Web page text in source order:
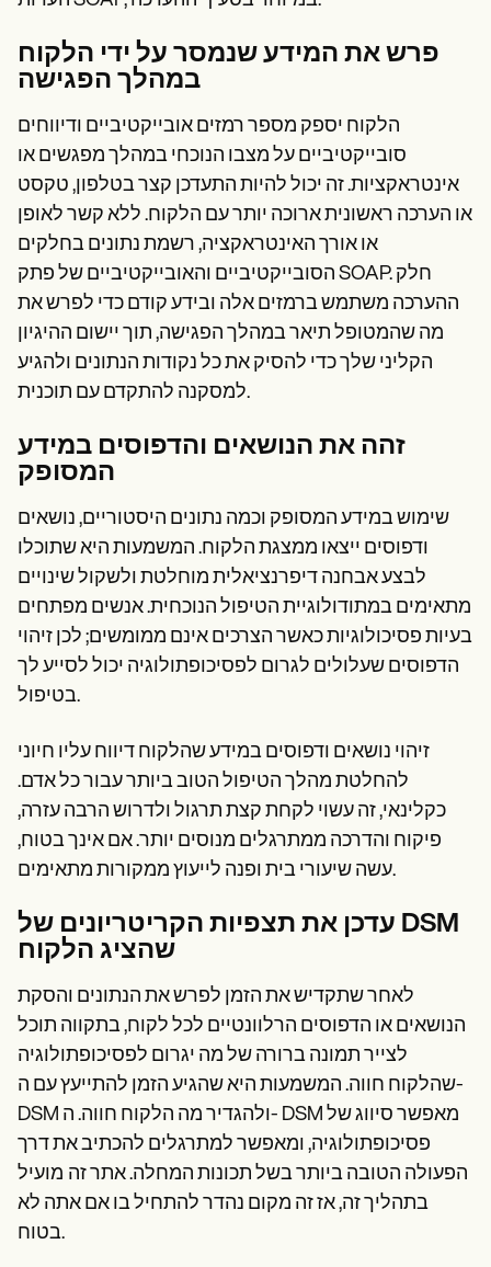
פרש את המידע שנמסר על ידי הלקוח
במהלך הפגישה
הלקוח יספק מספר רמזים אובייקטיביים ודיווחים
סובייקטיביים על מצבו הנוכחי במהלך מפגשים או
אינטראקציות. זה יכול להיות התעדכן קצר בטלפון, טקסט
או הערכה ראשונית ארוכה יותר עם הלקוח. ללא קשר לאופן
או אורך האינטראקציה, רשמת נתונים בחלקים
הסובייקטיביים והאובייקטיביים של פתק SOAP. חלק
ההערכה משתמש ברמזים אלה ובידע קודם כדי לפרש את
מה שהמטופל תיאר במהלך הפגישה, תוך יישום ההיגיון
הקליני שלך כדי להסיק את כל נקודות הנתונים ולהגיע
למסקנה להתקדם עם תוכנית.
זהה את הנושאים והדפוסים במידע
המסופק
שימוש במידע המסופק וכמה נתונים היסטוריים, נושאים
ודפוסים ייצאו ממצגת הלקוח. המשמעות היא שתוכלו
לבצע אבחנה דיפרנציאלית מוחלטת ולשקול שינויים
מתאימים במתודולוגיית הטיפול הנוכחית. אנשים מפתחים
בעיות פסיכולוגיות כאשר הצרכים אינם ממומשים; לכן זיהוי
הדפוסים שעלולים לגרום לפסיכופתולוגיה יכול לסייע לך
בטיפול.
זיהוי נושאים ודפוסים במידע שהלקוח דיווח עליו חיוני
להחלטת מהלך הטיפול הטוב ביותר עבור כל אדם.
כקלינאי, זה עשוי לקחת קצת תרגול ולדרוש הרבה עזרה,
פיקוח והדרכה ממתרגלים מנוסים יותר. אם אינך בטוח,
עשה שיעורי בית ופנה לייעוץ ממקורות מתאימים.
עדכן את תצפיות הקריטריונים של DSM
שהציג הלקוח
לאחר שתקדיש את הזמן לפרש את הנתונים והסקת
הנושאים או הדפוסים הרלוונטיים לכל לקוח, בתקווה תוכל
לצייר תמונה ברורה של מה יגרום לפסיכופתולוגיה
שהלקוח חווה. המשמעות היא שהגיע הזמן להתייעץ עם ה-
DSM ולהגדיר מה הלקוח חווה. ה- DSM מאפשר סיווג של
פסיכופתולוגיה, ומאפשר למתרגלים להכתיב את דרך
הפעולה הטובה ביותר בשל תכונות המחלה. אתר זה מועיל
בתהליך זה, אז זה מקום נהדר להתחיל בו אם אתה לא
בטוח.